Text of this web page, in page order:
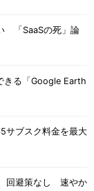
「SaaSの死」論
きる「Google Earth
ブスク料金を最大
回避策なし 速やか